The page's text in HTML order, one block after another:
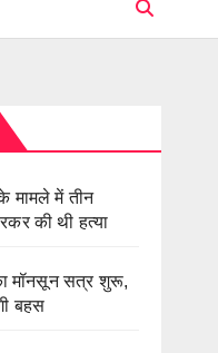
मामले में तीन
की थी हत्या
मॉनसून सत्र शुरू,
बहस